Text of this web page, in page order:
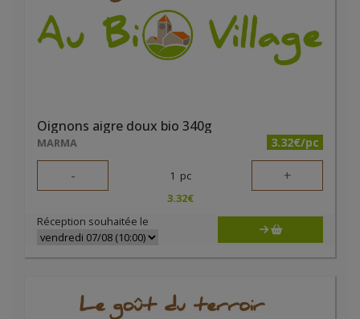
Oignons aigre doux bio 340g
MARMA 3.32€/pc
- 1 pc +
3.32€
Réception souhaitée le